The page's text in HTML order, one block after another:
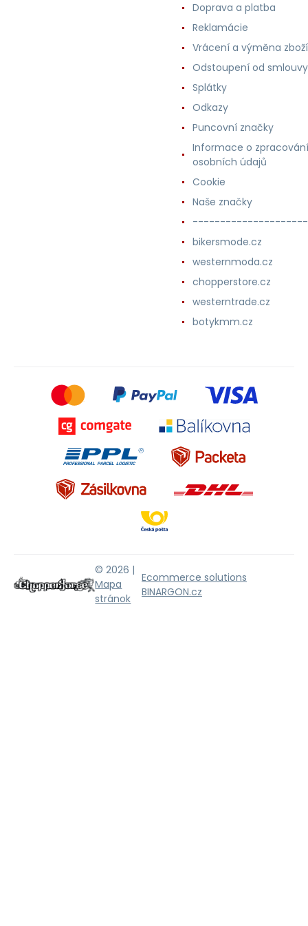
Doprava a platba
Reklamácie
Vrácení a výměna zboží
Odstoupení od smlouvy
Splátky
Odkazy
Puncovní značky
Informace o zpracování
osobních údajů
Cookie
Naše značky
bikersmode.cz
westernmoda.cz
chopperstore.cz
westerntrade.cz
botykmm.cz
© 2026 |
Mapa
stránok
Ecommerce solutions
BINARGON.cz